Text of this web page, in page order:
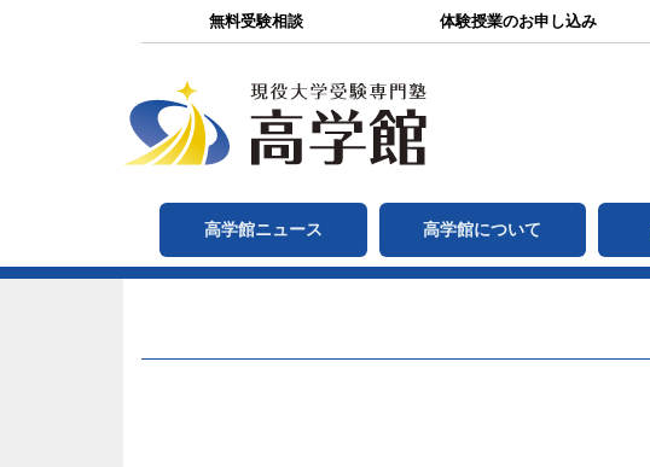
無料受験相談 体験授業のお申し込み
高学館ニュース 高学館について